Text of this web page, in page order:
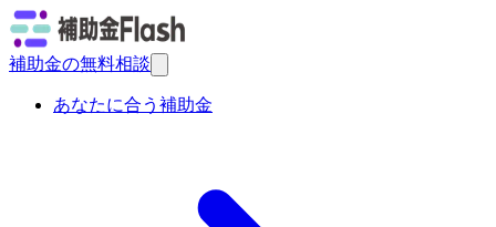
補助金の無料相談
あなたに合う補助金